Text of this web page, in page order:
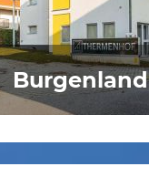
Burgenland